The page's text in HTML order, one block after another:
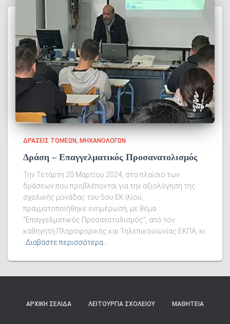
ΔΡΆΣΕΙΣ ΤΟΜΈΩΝ ΜΗΧΑΝΟΛΌΓΩΝ
Δράση – Επαγγελματικός Προσανατολισμός
Την Τετάρτη 20 Μαρτίου 2024, στο πλαίσιο των
δράσεων που προβλέπονται για την αξιολόγηση της
σχολικής μονάδας του 5ου ΕΚ Ιλίου,
πραγματοποιήθηκε ενημέρωση, με θέμα
“Επαγγελματικός Προσανατολισμός”, από τον
καθηγητή Πληροφορικής και Τηλεπικοινωνίας ΕΚΠΑ, κι
Διαβάστε περισσότερα…
ΑΡΧΙΚΉ ΣΕΛΊΔΑ ΛΕΙΤΟΥΡΓΊΑ ΣΧΟΛΕΊΟΥ ΜΑΘΗΤΕΊΑ